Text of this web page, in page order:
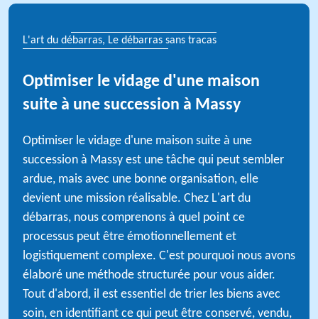
L'art du débarras, Le débarras sans tracas
Optimiser le vidage d'une maison
suite à une succession à Massy
Optimiser le vidage d'une maison suite à une
succession à Massy est une tâche qui peut sembler
ardue, mais avec une bonne organisation, elle
devient une mission réalisable. Chez L'art du
débarras, nous comprenons à quel point ce
processus peut être émotionnellement et
logistiquement complexe. C'est pourquoi nous avons
élaboré une méthode structurée pour vous aider.
Tout d'abord, il est essentiel de trier les biens avec
soin, en identifiant ce qui peut être conservé, vendu,